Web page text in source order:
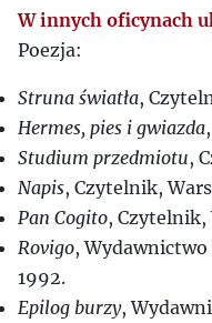
W innych oficynach
Poezja:
Struna światła,
Hermes, pies i gwiazda
Studium przedmiotu,
Napis, Czytelnik,
Pan Cogito, Czytelnik,
Rovigo,
1992.
Epilog burzy,